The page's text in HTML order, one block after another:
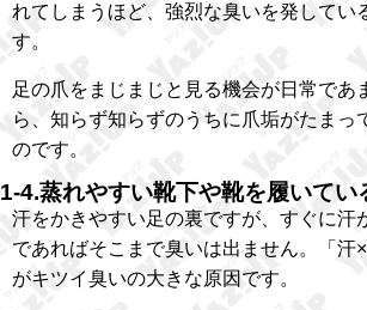
れてしまうほど、強烈な臭いを発してい
す。
足の爪をまじまじと見る機会が日常であ
ら、知らず知らずのうちに爪垢がたまっ
のです。
1-4.蒸れやすい靴下や靴を履いてい
汗をかきやすい足の裏ですが、すぐに汗
であればそこまで臭いは出ません。「汗
がキツイ臭いの大きな原因です。